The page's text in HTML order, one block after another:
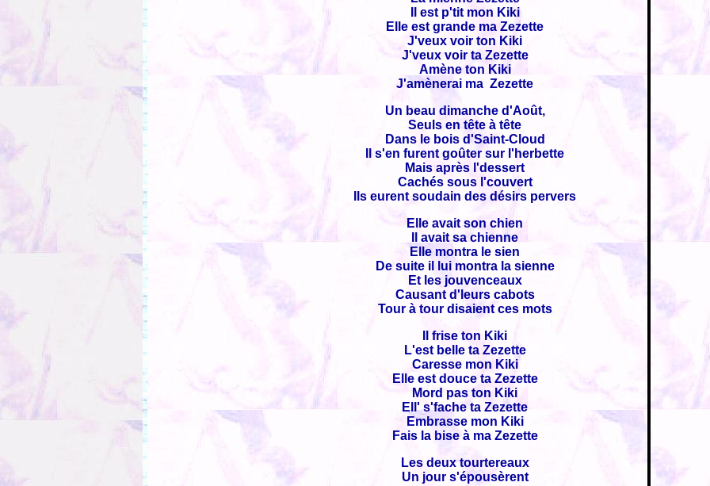
Il est p'tit mon Kiki
Elle est grande ma Zezette
J'veux voir ton Kiki
J'veux voir ta Zezette
Amène ton Kiki
J'amènerai ma Zezette
Un beau dimanche d'Août,
Seuls en tête à tête
Dans le bois d'Saint-Cloud
Il s'en furent goûter sur l'herbette
Mais après l'dessert
Cachés sous l'couvert
Ils eurent soudain des désirs pervers
Elle avait son chien
Il avait sa chienne
Elle montra le sien
De suite il lui montra la sienne
Et les jouvenceaux
Causant d'leurs cabots
Tour à tour disaient ces mots
Il frise ton Kiki
L'est belle ta Zezette
Caresse mon Kiki
Elle est douce ta Zezette
Mord pas ton Kiki
Ell' s'fache ta Zezette
Embrasse mon Kiki
Fais la bise à ma Zezette
Les deux tourtereaux
Un jour s'épousèrent